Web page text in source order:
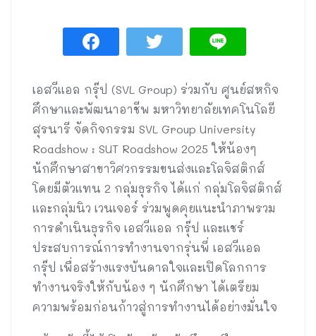
เอสวีแอล กรุ๊ป (SVL Group) ร่วมกับ ศูนย์สหกิจ
ศึกษาและพัฒนาอาชีพ มหาวิทยาลัยเทคโนโลยี
สุรนารี จัดกิจกรรม SVL Group University
Roadshow : SUT Roadshow 2025 ให้น้องๆ
นักศึกษาสาขาวิศวกรรมขนส่งและโลจิสติกส์
โดยมีตัวแทน 2 กลุ่มธุรกิจ ได้แก่ กลุ่มโลจิสติกส์
และกลุ่มนิว เวนเจอร์ ร่วมพูดคุยแนะนำภาพรวม
การดำเนินธุรกิจ เอสวีแอล กรุ๊ป และแชร์
ประสบการณ์การทำงานจากรุ่นพี่ เอสวีแอล
กรุ๊ป เพื่อสร้างแรงบันดาลใจและเปิดโลกการ
ทำงานจริงให้กับน้อง ๆ นักศึกษา ได้เตรียม
ความพร้อมก่อนก้าวสู่การทำงานได้อย่างมั่นใจ